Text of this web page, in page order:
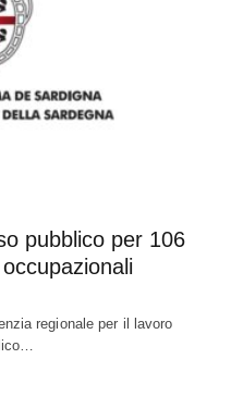
pubblico per 106
regionale per il lavoro